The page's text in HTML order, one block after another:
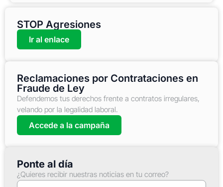
STOP Agresiones
Ir al enlace
Reclamaciones por Contrataciones en
Fraude de Ley
Defendemos tus derechos frente a contratos irregulares,
velando por la legalidad laboral.
Accede a la campaña
Ponte al día
¿Quieres recibir nuestras noticias en tu correo?